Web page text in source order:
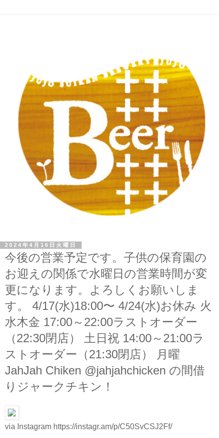
2024年4月16日火曜日
今後の営業予定です。子供の保育園の
お迎えの関係で水曜日の営業時間が変
更になります。よろしくお願いしま
す。 4/17(水)18:00〜 4/24(水)お休み 火
水木金 17:00～22:00ラストオーダー
（22:30閉店） 土日祝 14:00～21:00ラ
ストオーダー（21:30閉店） 月曜
JahJah Chiken @jahjahchicken の間借
りジャークチキン！
via Instagram https://instagr.am/p/C50SvCSJ2Ff/